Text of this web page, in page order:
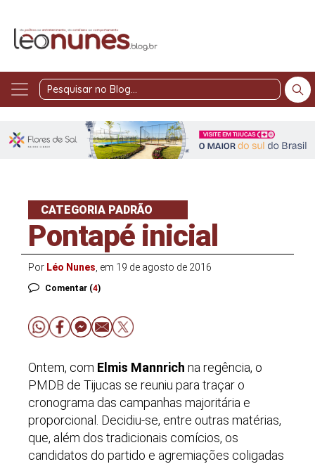
Pesquisar
Blog
CATEGORIA PADRÃO
Pontapé inicial
Por Léo Nunes , em 19 de agosto de 2016
Comentar (4)
Ontem, com Elmis Mannrich na regência, o
PMDB de Tijucas se reuniu para traçar o
cronograma das campanhas majoritária e
proporcional. Decidiu-se, entre outras matérias,
que, além dos tradicionais comícios, os
candidatos do partido e agremiações coligadas